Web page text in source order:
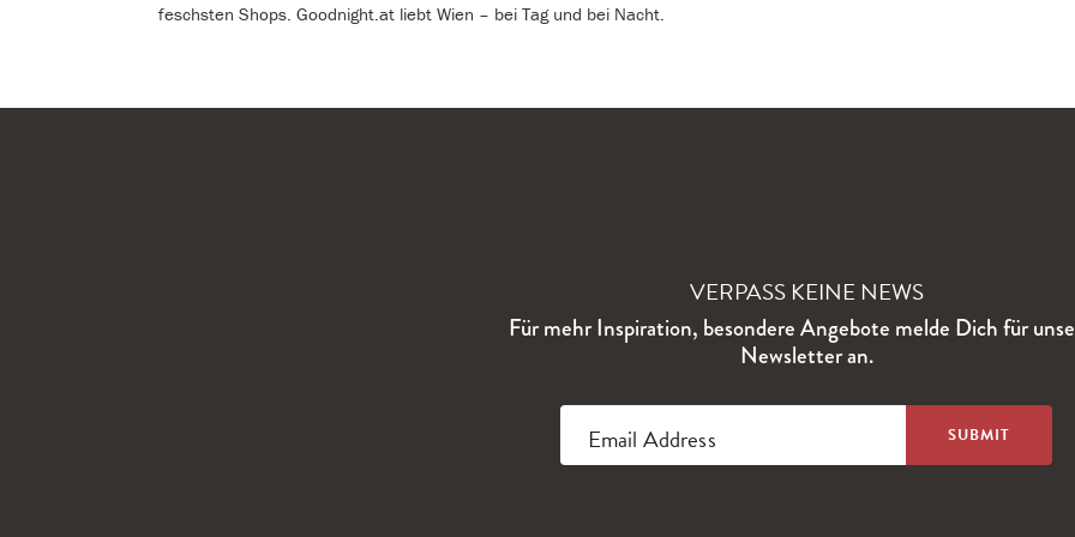
feschsten Shops. Goodnight.at liebt Wien – bei Tag und bei Nacht.
VERPASS KEINE NEWS
Für mehr Inspiration, besondere Angebote melde Dich für
Newsletter an.
Email Address